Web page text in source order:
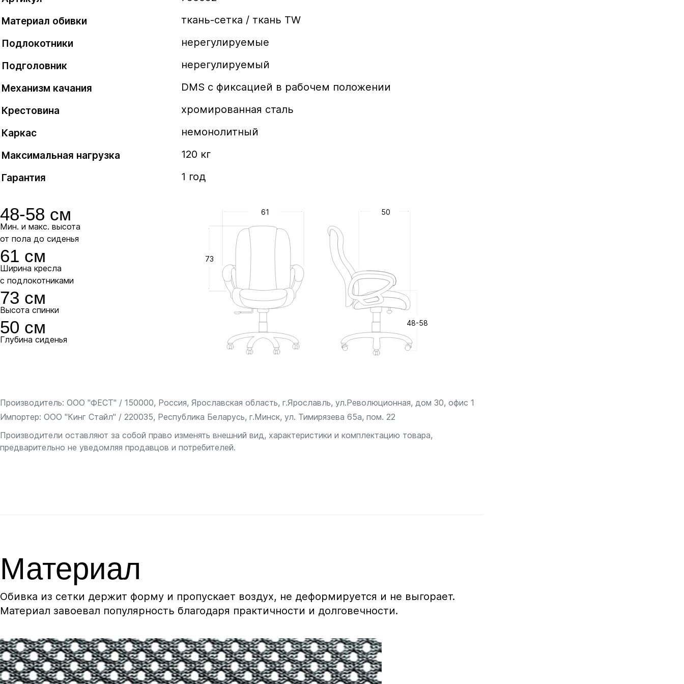
положении.
DMSL
Механизм качания DMSL позволяет фиксировать угол наклона кресла
в любом положении.
Крестовины
Пластик выдерживает большой вес и интенсивное использование. Стальные
и алюминиевые модели отличаются повышенной прочностью, долговечностью
и презентабельным внешним видом.
Стальная
В комплекте
Материал обивки ткань-сетка / ткань TW
Подлокотники нерегулируемые
Подголовник нерегулируемый
Механизм качания DMS с фиксацией в рабочем положении
Крестовина хромированная сталь
Каркас немонолитный
Максимальная нагрузка 120 кг
Гарантия 1 год
48-58 см
Мин. и макс. высота
от пола до сиденья
61 см
Ширина кресла
с подлокотниками
73 см
Высота спинки
50 см
Глубина сиденья
61
73
50
48-58
Производитель: ООО "ФЕСТ" / 150000, Россия, Ярославская область, г.Ярославль, ул.Революционная, дом 30, офис 1
Импортер: ООО "Кинг Стайл" / 220035, Республика Беларусь, г.Минск, ул. Тимирязева 65а, пом. 22
Производители оставляют за собой право изменять внешний вид, характеристики и комплектацию товара,
предварительно не уведомляя продавцов и потребителей.
Материал
Обивка из сетки держит форму и пропускает воздух, не деформируется и не выгорает.
Материал завоевал популярность благодаря практичности и долговечности.